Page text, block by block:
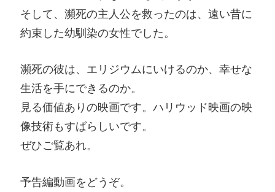
そして、瀕死の主人公を救ったのは、遠い昔に
約束した幼馴染の女性でした。
瀕死の彼は、エリジウムにいけるのか、幸せな
生活を手にできるのか。
見る価値ありの映画です。ハリウッド映画の映
像技術もすばらしいです。
ぜひご覧あれ。
予告編動画をどうぞ。